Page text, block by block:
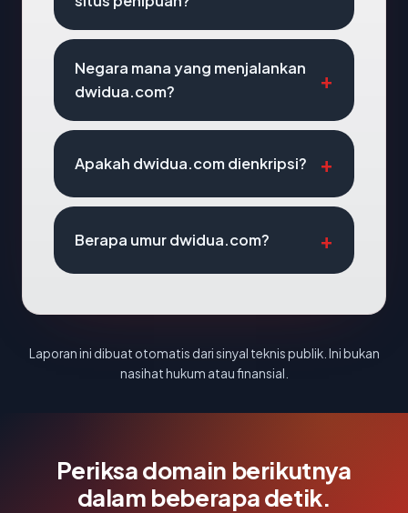
Negara mana yang menjalankan
dwidua.com?
Apakah dwidua.com dienkripsi?
Berapa umur dwidua.com?
Laporan ini dibuat otomatis dari sinyal teknis publik. Ini bukan
nasihat hukum atau finansial.
Periksa domain berikutnya
dalam beberapa detik.